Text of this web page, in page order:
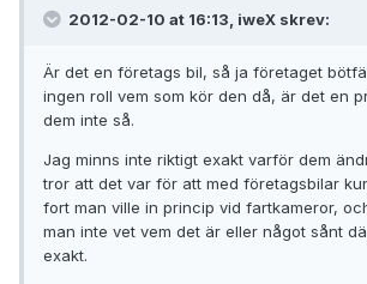
2012-02-10 at 16:13, iweX skrev:
Är det en företags bil, så ja företaget
ingen roll vem som kör den då, är det en
dem inte så.
Jag minns inte riktigt exakt varför dem
tror att det var för att med företagsbilar
fort man ville in princip vid fartkameror,
man inte vet vem det är eller något sånt
exakt.